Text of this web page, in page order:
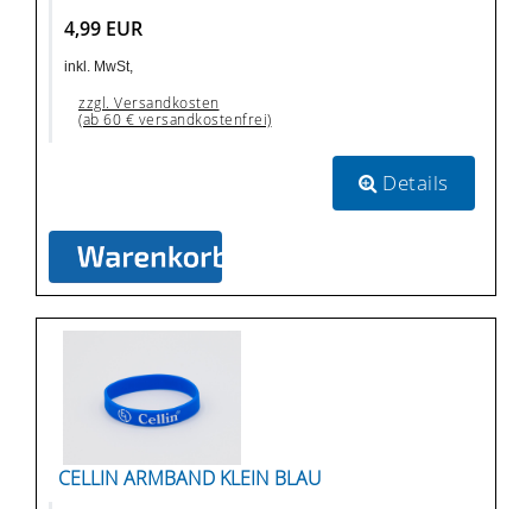
4,99 EUR
inkl. MwSt,
zzgl. Versandkosten
(ab 60 € versandkostenfrei)
Details
CELLIN ARMBAND KLEIN BLAU